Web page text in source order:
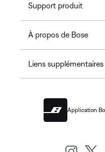
Support produit
À propos de Bose
Liens supplémentaires
Application